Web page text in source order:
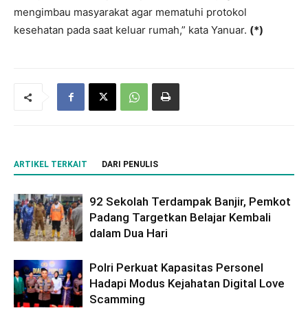
mengimbau masyarakat agar mematuhi protokol
kesehatan pada saat keluar rumah,” kata Yanuar. (*)
ARTIKEL TERKAIT DARI PENULIS
92 Sekolah Terdampak Banjir, Pemkot
Padang Targetkan Belajar Kembali
dalam Dua Hari
Polri Perkuat Kapasitas Personel
Hadapi Modus Kejahatan Digital Love
Scamming